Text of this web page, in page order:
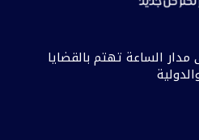
الساعة تهتم بالقضايا